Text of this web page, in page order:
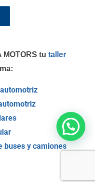
tu taller
buses y camiones